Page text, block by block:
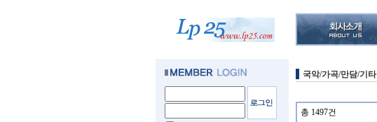
국악/가곡/만담/기타
총 1497건